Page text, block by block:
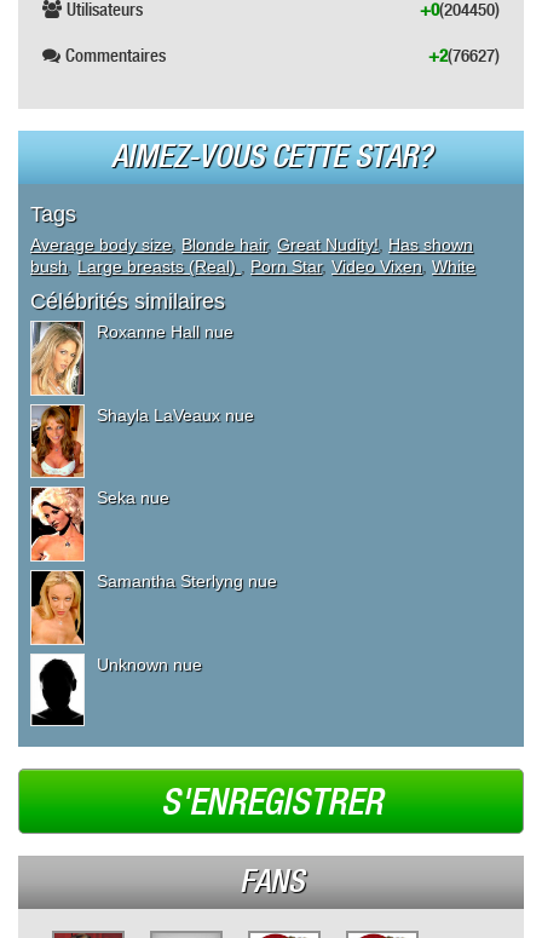
Utilisateurs (204450)
+0
Commentaires (76627)
+2
AIMEZ-VOUS CETTE STAR?
Tags
Average body size, Blonde hair, Great Nudity! Has shown
bush Large breasts (Real) Porn Star, Video Vixen White
Célébrités similaires
Roxanne Hall nue
Shayla LaVeaux nue
Seka nue
Samantha Sterlyng nue
Unknown nue
S'ENREGISTRER
FANS